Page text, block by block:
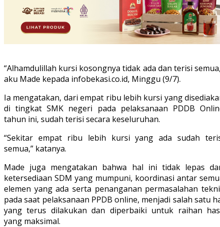
“Alhamdulillah kursi kosongnya tidak ada dan terisi
aku Made kepada infobekasi.co.id, Minggu (9/7).
Ia mengatakan, dari empat ribu lebih kursi yang
di tingkat SMK negeri pada pelaksanaan PDDB
tahun ini, sudah terisi secara keseluruhan.
“Sekitar empat ribu lebih kursi yang ada sudah
semua,” katanya.
Made juga mengatakan bahwa hal ini tidak lepas
ketersediaan SDM yang mumpuni, koordinasi antar
elemen yang ada serta penanganan permasalahan
pada saat pelaksanaan PPDB online, menjadi salah satu
yang terus dilakukan dan diperbaiki untuk raihan
yang maksimal.